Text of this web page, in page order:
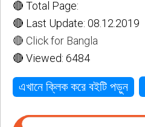
🔴 Total Page:
🔴 Last Update: 08.12.2019
🔴 Click for Bangla
🔴 Viewed: 6484
এখানে ক্লিক করে বইটি পড়ুন